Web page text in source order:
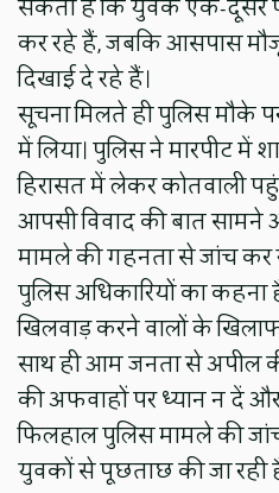
कर रहे हैं, जबकि आसपास
दिखाई दे रहे हैं।
सूचना मिलते ही पुलिस मौके
में लिया। पुलिस ने मारपीट में
हिरासत में लेकर कोतवाली
आपसी विवाद की बात सामने
मामले की गहनता से जांच कर
पुलिस अधिकारियों का
खिलवाड़ करने वालों के
साथ ही आम जनता से अपील
की अफवाहों पर ध्यान न दें
फिलहाल पुलिस मामले की
युवकों से पूछताछ की जा रही